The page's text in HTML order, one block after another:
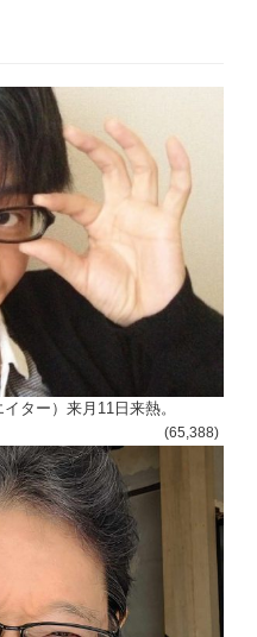
ター）来月11日来熱。
(65,388)